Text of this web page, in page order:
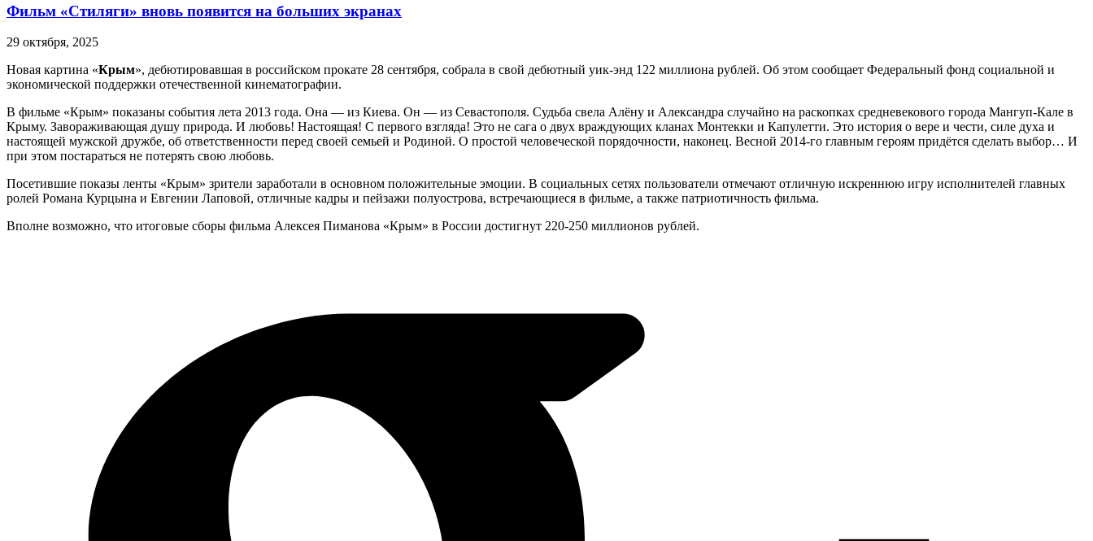
Фильм «Стиляги» вновь появится на больших экранах
29 октября, 2025
Новая картина «Крым», дебютировавшая в российском прокате 28 сентября, собрала в свой дебютный уик-энд 122 миллиона рублей. Об этом сообщает Федеральный фонд социальной и
экономической поддержки отечественной кинематографии.
В фильме «Крым» показаны события лета 2013 года. Она — из Киева. Он — из Севастополя. Судьба свела Алёну и Александра случайно на раскопках средневекового города Мангуп-Кале в
Крыму. Завораживающая душу природа. И любовь! Настоящая! С первого взгляда! Это не сага о двух враждующих кланах Монтекки и Капулетти. Это история о вере и чести, силе духа и
настоящей мужской дружбе, об ответственности перед своей семьей и Родиной. О простой человеческой порядочности, наконец. Весной 2014-го главным героям придётся сделать выбор… И
при этом постараться не потерять свою любовь.
Посетившие показы ленты «Крым» зрители заработали в основном положительные эмоции. В социальных сетях пользователи отмечают отличную искреннюю игру исполнителей главных
ролей Романа Курцына и Евгении Лаповой, отличные кадры и пейзажи полуострова, встречающиеся в фильме, а также патриотичность фильма.
Вполне возможно, что итоговые сборы фильма Алексея Пиманова «Крым» в России достигнут 220-250 миллионов рублей.